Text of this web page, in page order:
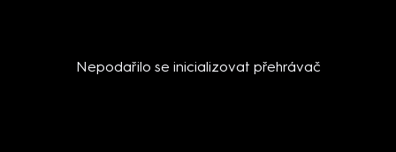
Nepodařilo se inicializovat přehrávač